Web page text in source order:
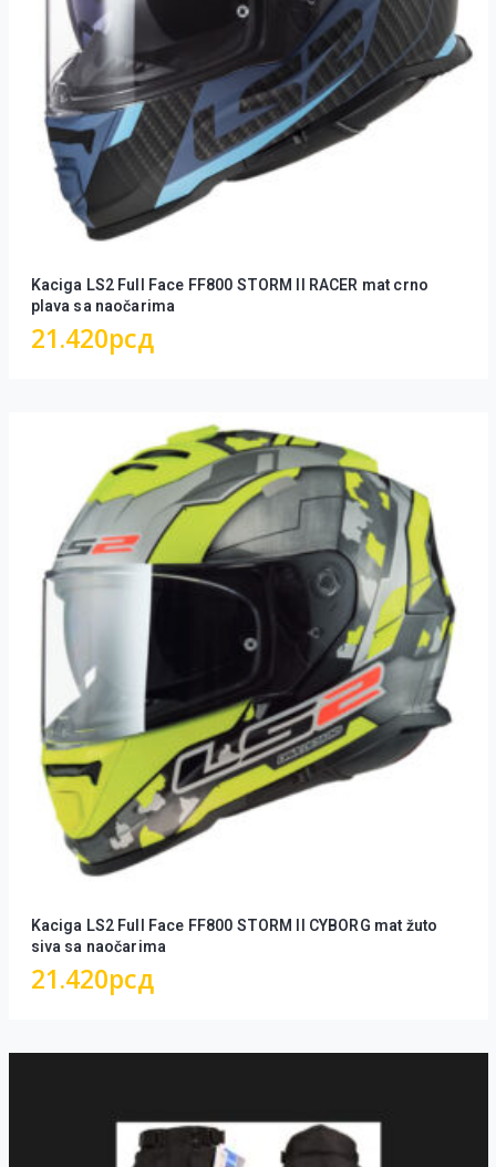
Kaciga LS2 Full Face FF800 STORM II RACER mat crno
plava sa naočarima
21.420рсд
Kaciga LS2 Full Face FF800 STORM II CYBORG mat žuto
siva sa naočarima
21.420рсд